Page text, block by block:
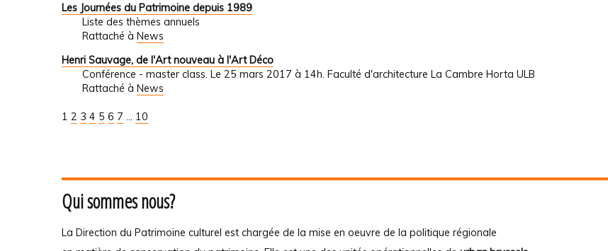
Les Journées du Patrimoine depuis 1989
Liste des thèmes annuels
Rattaché à News
Henri Sauvage, de l'Art nouveau à l'Art Déco
Conférence - master class. Le 25 mars 2017 à 14h. Faculté d'architecture La Cambre Horta ULB
Rattaché à News
1 2 3 4 5 6 7 ... 10
Qui sommes nous?
La Direction du Patrimoine culturel est chargée de la mise en oeuvre de la politique régionale